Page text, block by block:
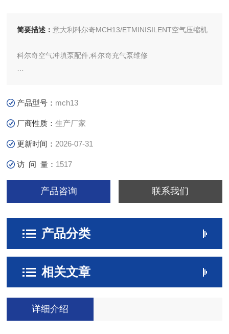
简要描述：意大利科尔奇MCH13/ETMINISILENT空气压缩机
科尔奇空气冲填泵配件,科尔奇充气泵维修
的场合，如居民区的呼吸器充气，实验室的呼吸器充气，具有
压力可调，手动自动排污，备有两条充气软管，可同时为两只
产品型号： mch13
厂商性质：生产厂家
更新时间： 2026-07-31
访 问 量： 1517
产品咨询 联系我们
产品分类
相关文章
详细介绍